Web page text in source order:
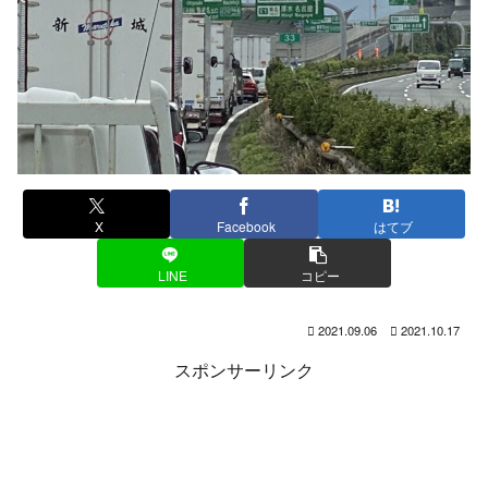
X Facebook はてブ
LINE コピー
2021.09.06 2021.10.17
スポンサーリンク